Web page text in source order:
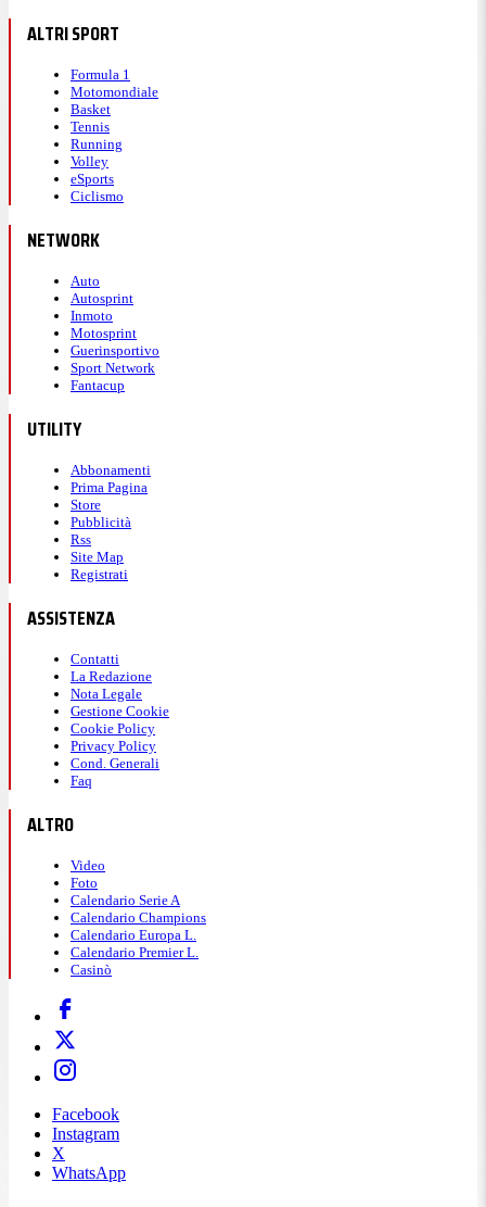
ALTRI SPORT
Formula 1
Motomondiale
Basket
Tennis
Running
Volley
eSports
Ciclismo
NETWORK
Auto
Autosprint
Inmoto
Motosprint
Guerinsportivo
Sport Network
Fantacup
UTILITY
Abbonamenti
Prima Pagina
Store
Pubblicità
Rss
Site Map
Registrati
ASSISTENZA
Contatti
La Redazione
Nota Legale
Gestione Cookie
Cookie Policy
Privacy Policy
Cond. Generali
Faq
ALTRO
Video
Foto
Calendario Serie A
Calendario Champions
Calendario Europa L.
Calendario Premier L.
Casinò
Facebook
Instagram
X
WhatsApp